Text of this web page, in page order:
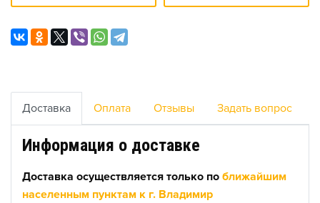
Доставка Оплата Отзывы Задать вопрос
Информация о доставке
Доставка осуществляется только по ближайшим
населенным пунктам к г. Владимир